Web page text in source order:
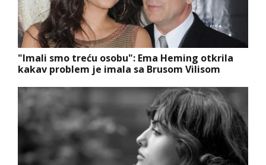
"Imali smo treću osobu": Ema Heming otkrila
kakav problem je imala sa Brusom Vilisom